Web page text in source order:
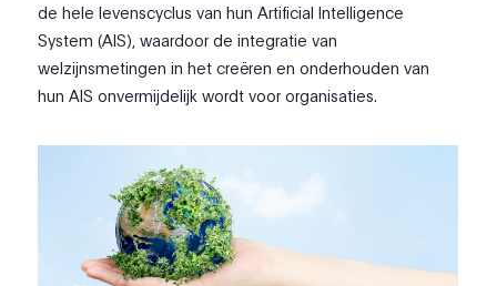
de hele levenscyclus van hun Artificial Intelligence
System (AIS), waardoor de integratie van
welzijnsmetingen in het creëren en onderhouden van
hun AIS onvermijdelijk wordt voor organisaties.